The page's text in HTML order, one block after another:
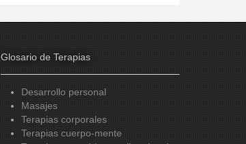
Glosario de Terapias
Desarrollo personal
Masajes
Terapias corporales
Terapias cuerpo-mente